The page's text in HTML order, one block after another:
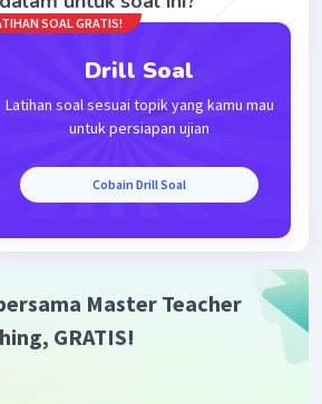
SOAL GRATIS!
Drill Soal
Latihan soal sesuai topik yang kamu mau
untuk persiapan ujian
Cobain Drill Soal
Master Teacher
GRATIS!